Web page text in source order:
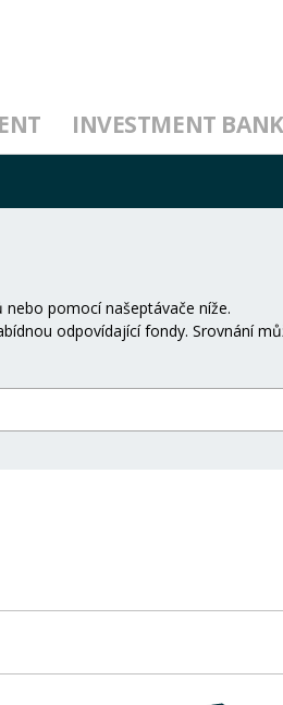
INVESTMENT
pomocí našeptávače níže.
odpovídající fondy. Srovnání